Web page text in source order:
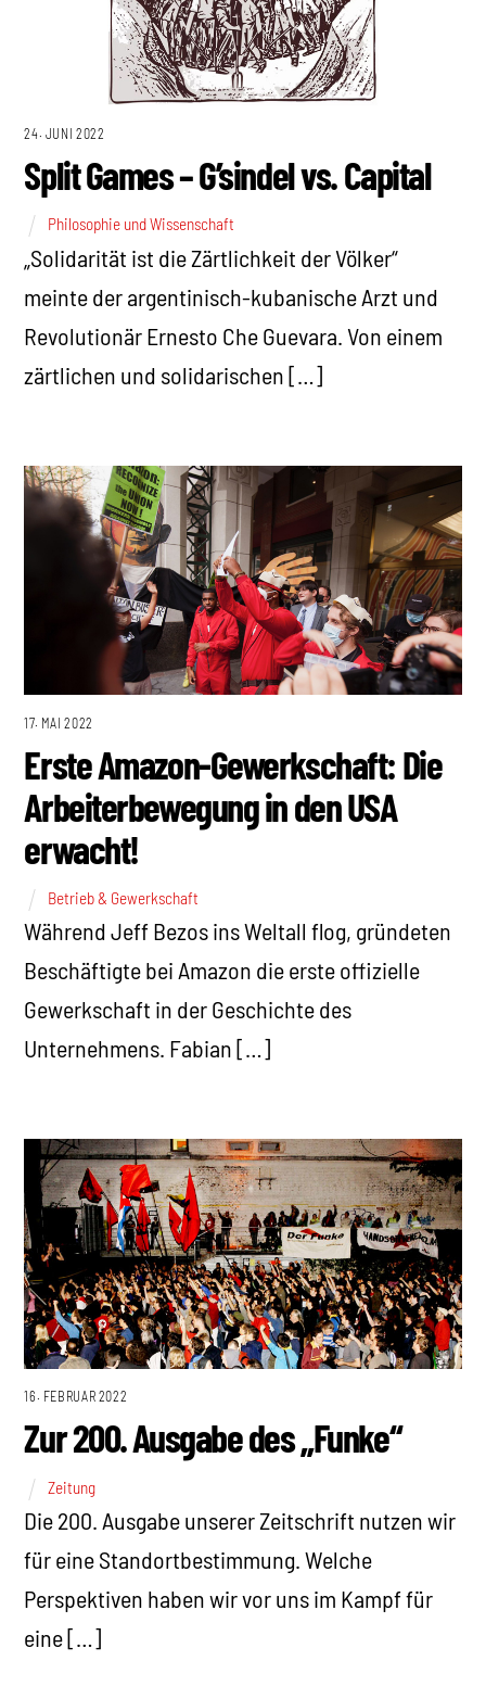
24. JUNI 2022
Split Games – G’sindel vs. Capital
Philosophie und Wissenschaft
„Solidarität ist die Zärtlichkeit der Völker“
meinte der argentinisch-kubanische Arzt und
Revolutionär Ernesto Che Guevara. Von einem
zärtlichen und solidarischen […]
17. MAI 2022
Erste Amazon-Gewerkschaft: Die
Arbeiterbewegung in den USA
erwacht!
Betrieb & Gewerkschaft
Während Jeff Bezos ins Weltall flog, gründeten
Beschäftigte bei Amazon die erste offizielle
Gewerkschaft in der Geschichte des
Unternehmens. Fabian […]
16. FEBRUAR 2022
Zur 200. Ausgabe des „Funke“
Zeitung
Die 200. Ausgabe unserer Zeitschrift nutzen wir
für eine Standortbestimmung. Welche
Perspektiven haben wir vor uns im Kampf für
eine […]